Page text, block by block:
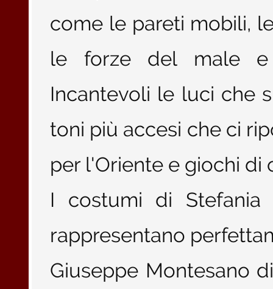
come le pareti mobili,
le forze del male e
Incantevoli le luci che
toni più accesi che ci
per l'Oriente e giochi di
I costumi di
rappresentano
Giuseppe Montesano